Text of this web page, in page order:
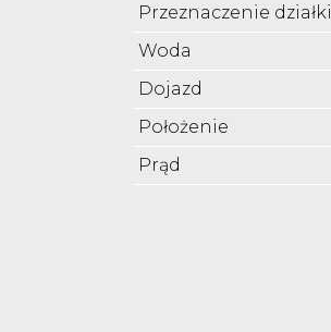
Przeznaczenie działki
Woda
Dojazd
Położenie
Prąd